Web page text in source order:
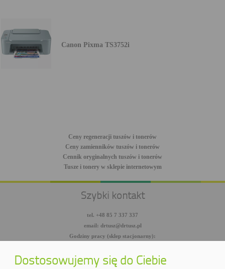
Canon Pixma TS3752i
Ceny regeneracji tuszów i tonerów
Ceny zamienników tuszów i tonerów
Cennik oryginalnych tuszów i tonerów
Tusze i tonery w sklepie internetowym
Szybki kontakt
tel. +48 85 7 337 337
email: drtusz@drtusz.pl
Godziny pracy (sklep stacjonarny):
facebook.com/DrTusz
Dostosowujemy się do Ciebie